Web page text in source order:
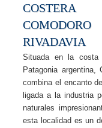
COMODORO
RIVADAVIA
Situada en la
Patagonia
combina el encanto
ligada a la industria
naturales
esta localidad es un